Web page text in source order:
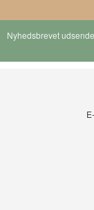
Nyhedsbrevet